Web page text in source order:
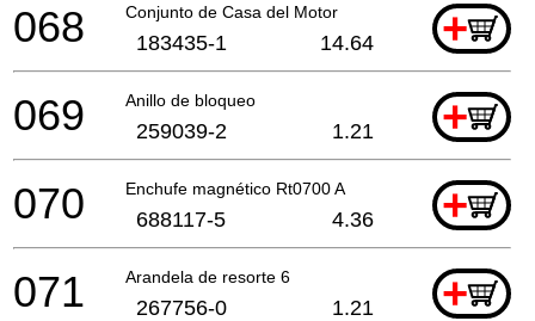
Conjunto de Casa del Motor +
068 183435-1 14.64
Anillo de bloqueo +
069 259039-2 1.21
Enchufe magnético Rt0700 A +
070 688117-5 4.36
Arandela de resorte 6 +
071 267756-0 1.21